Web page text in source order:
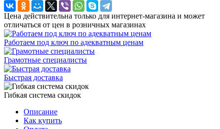
Цена действительна только для интернет-магазина и может
отличаться от цен в розничных магазинах
Работаем под ключ по адекватным ценам
Грамотные специалисты
Быстрая доставка
Гибкая система скидок
Описание
Как купить